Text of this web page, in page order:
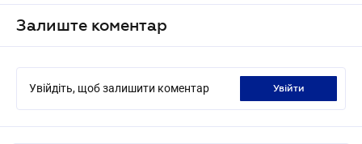
Залиште коментар
Увійдіть, щоб залишити коментар увійти